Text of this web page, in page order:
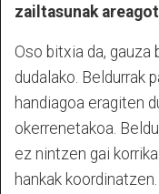
zailtasunak
Oso bitxia da,
dudalako. Beldurrak
handiagoa eragiten
okerrenetakoa.
ez nintzen gai
hankak